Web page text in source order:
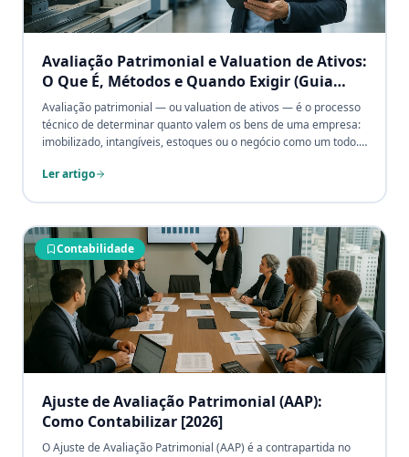
Avaliação Patrimonial e Valuation de Ativos:
O Que É, Métodos e Quando Exigir (Guia
2026)
Avaliação patrimonial — ou valuation de ativos — é o processo
técnico de determinar quanto valem os bens de uma empresa:
imobilizado, intangíveis, estoques ou o negócio como um todo.
uma apólice de seguro corretamente dimensionada, de um
os três métodos consagrados (custo, mercado e renda), o
conceito de valor justo, a estrutura de um laudo de avaliação,
quando a avaliação é exigida por lei ou por terceiros, a
diferença entre avaliação e reavaliação contábil e as normas
aplicáveis no Brasil. Por Andre Gonçalves, sócio CPCON e
contador registrado CRC-SP.
Ler artigo
Contabilidade
Ajuste de Avaliação Patrimonial (AAP):
Como Contabilizar [2026]
O Ajuste de Avaliação Patrimonial (AAP) é a contrapartida no